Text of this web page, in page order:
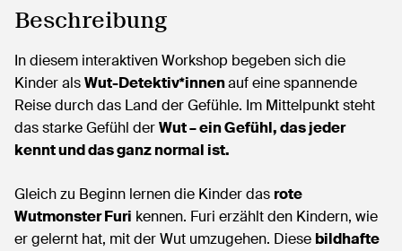
Beschreibung
In diesem interaktiven Workshop begeben sich die
Kinder alsWut-Detektiv*innenauf eine spannende
Reise durch das Land der Gefühle. Im Mittelpunkt steht
das starke Gefühl derWut – ein Gefühl, das jeder
kennt und das ganz normal ist.
Gleich zu Beginn lernen die Kinder das rote
Wutmonster Furi kennen. Furi erzählt den Kindern, wie
er gelernt hat, mit der Wut umzugehen. Diese bildhafte